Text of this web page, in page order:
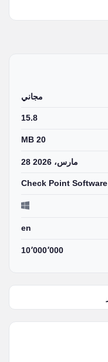
مجاني
15.8
20 MB
28 مارس، 2026
Check Point Software
en
10٬000٬000